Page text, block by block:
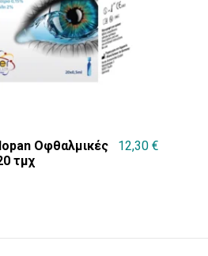
Οφθαλμικές
τμχ
12,30 €